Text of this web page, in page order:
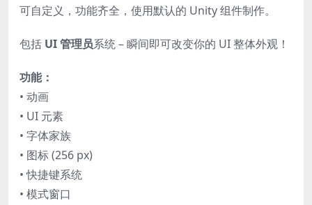
可自定义，功能齐全，使用默认的 Unity 组件制作。
包括 UI 管理员系统 – 瞬间即可改变你的 UI 整体外观！
功能：
• 动画
• UI 元素
• 字体家族
• 图标 (256 px)
• 快捷键系统
• 模式窗口